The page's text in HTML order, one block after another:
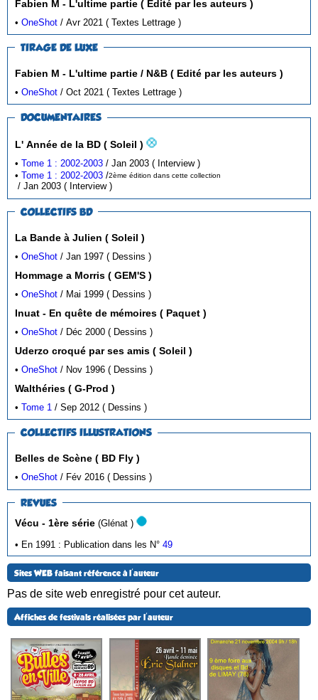
Fabien M - L'ultime partie ( Edité par les auteurs )
•OneShot / Avr 2021 ( Textes Lettrage )
TIRAGE DE LUXE
Fabien M - L'ultime partie / N&B ( Edité par les auteurs )
•OneShot / Oct 2021 ( Textes Lettrage )
DOCUMENTAIRES
L' Année de la BD ( Soleil )
•Tome 1 : 2002-2003
/ Jan 2003 ( Interview )
•Tome 1 : 2002-2003 /2ème édition dans cette collection
/ Jan 2003 ( Interview )
COLLECTIFS BD
La Bande à Julien ( Soleil )
•OneShot / Jan 1997 ( Dessins )
Hommage a Morris ( GEM'S )
•OneShot / Mai 1999 ( Dessins )
Inuat - En quête de mémoires ( Paquet )
•OneShot / Déc 2000 ( Dessins )
Uderzo croqué par ses amis ( Soleil )
•OneShot / Nov 1996 ( Dessins )
Walthéries ( G-Prod )
•Tome 1 / Sep 2012 ( Dessins )
COLLECTIFS ILLUSTRATIONS
Belles de Scène ( BD Fly )
•OneShot / Fév 2016 ( Dessins )
REVUES
Vécu - 1ère série
(Glénat )
• En 1991 : Publication dans les N°49
Sites WEB faisant référence à l'auteur
Pas de site web enregistré pour cet auteur.
Affiches de festivals réalisées par l'auteur